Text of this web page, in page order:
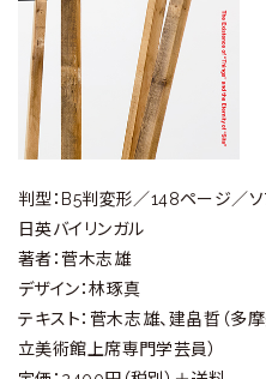
判型：B5判変形／148ページ／ソ
日英バイリンガル
著者：菅木志雄
デザイン：林琢真
テキスト：菅木志雄、建畠晢（多
立美術館上席専門学芸員）